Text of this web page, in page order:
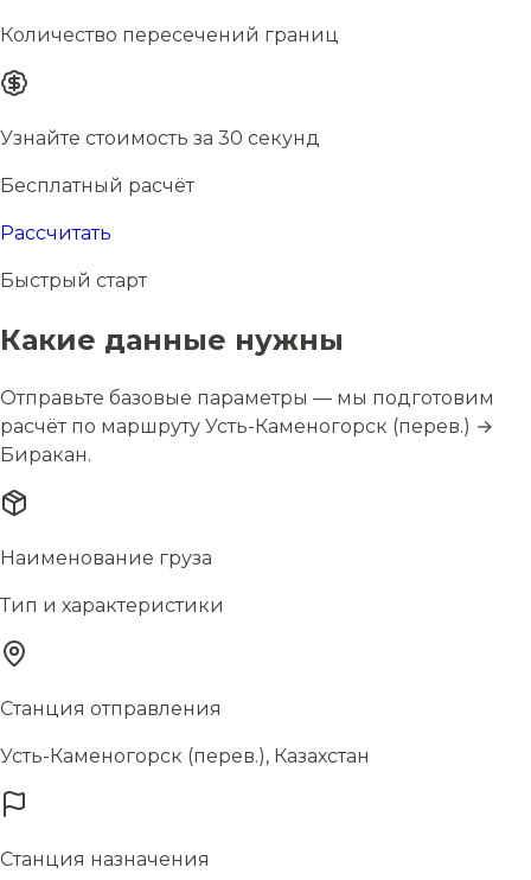
Количество пересечений границ
Узнайте стоимость за 30 секунд
Бесплатный расчёт
Рассчитать
Быстрый старт
Какие данные нужны
Отправьте базовые параметры — мы подготовим
расчёт по маршруту Усть-Каменогорск (перев.) →
Биракан.
Наименование груза
Тип и характеристики
Станция отправления
Усть-Каменогорск (перев.), Казахстан
Станция назначения